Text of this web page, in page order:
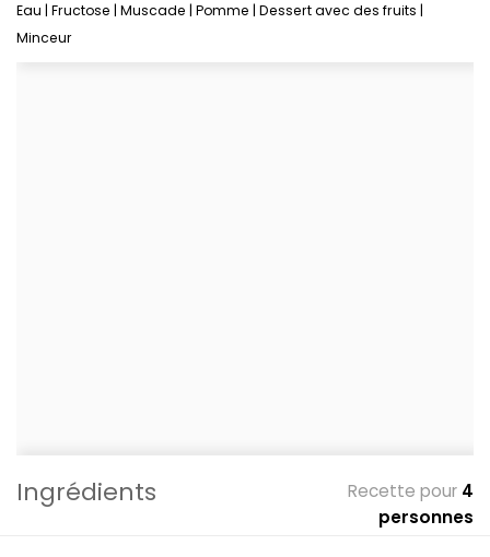
Eau Fructose Muscade Pomme Dessert avec des fruits
Minceur
Ingrédients Recette pour 4
personnes